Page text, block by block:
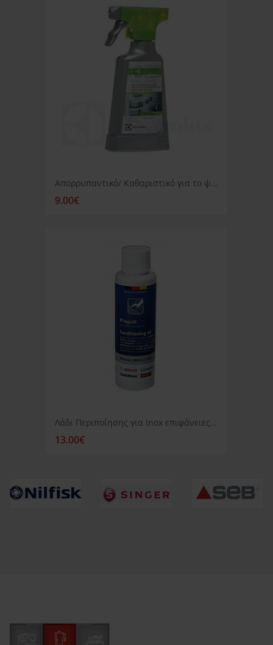
Απορρυπαντικό/ Καθαριστικό για το ψυγείο Electrolux 250ml
9.00€
Λάδι Περιποίησης για Inox επιφάνειες, 100ml Siemens
13.00€